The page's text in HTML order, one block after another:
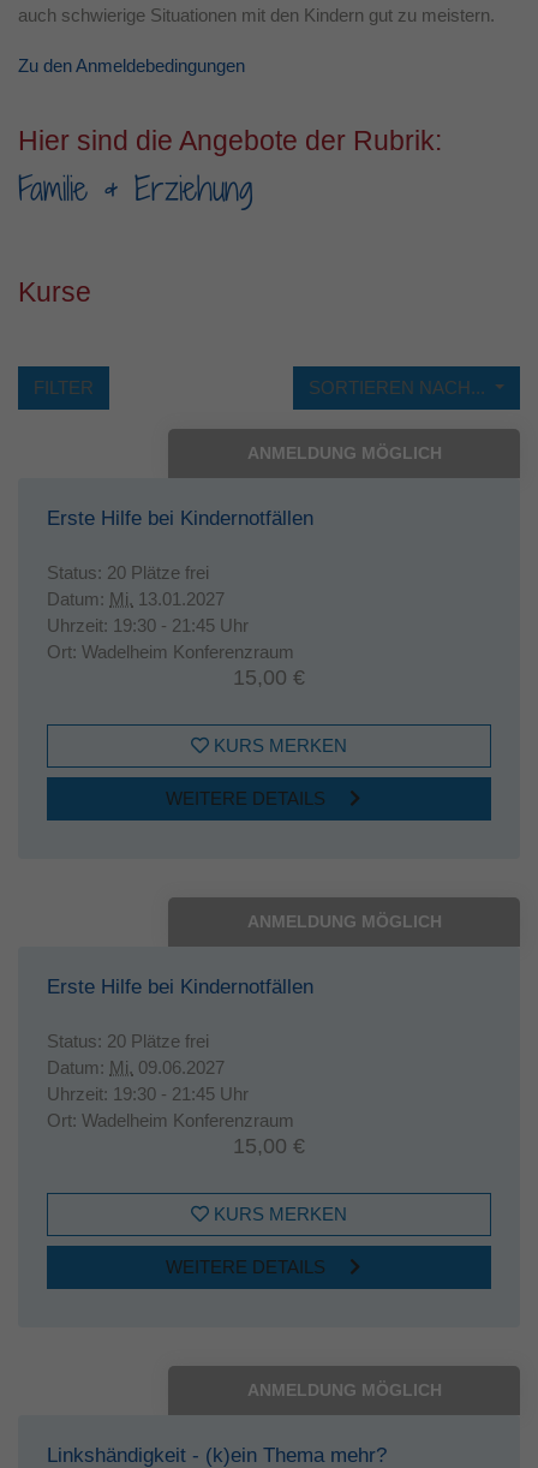
auch schwierige Situationen mit den Kindern gut zu meistern.
Zu den Anmeldebedingungen
Hier sind die Angebote der Rubrik:
Familie & Erziehung
Kurse
SORTIEREN NACH...
FILTER
ANMELDUNG MÖGLICH
Erste Hilfe bei Kindernotfällen
Status: 20 Plätze frei
Datum: Mi. 13.01.2027
Uhrzeit: 19:30 - 21:45 Uhr
Ort: Wadelheim Konferenzraum
15,00 €
KURS MERKEN
WEITERE DETAILS
ANMELDUNG MÖGLICH
Erste Hilfe bei Kindernotfällen
Status: 20 Plätze frei
Datum: Mi. 09.06.2027
Uhrzeit: 19:30 - 21:45 Uhr
Ort: Wadelheim Konferenzraum
15,00 €
KURS MERKEN
WEITERE DETAILS
ANMELDUNG MÖGLICH
Linkshändigkeit - (k)ein Thema mehr?
speichern.